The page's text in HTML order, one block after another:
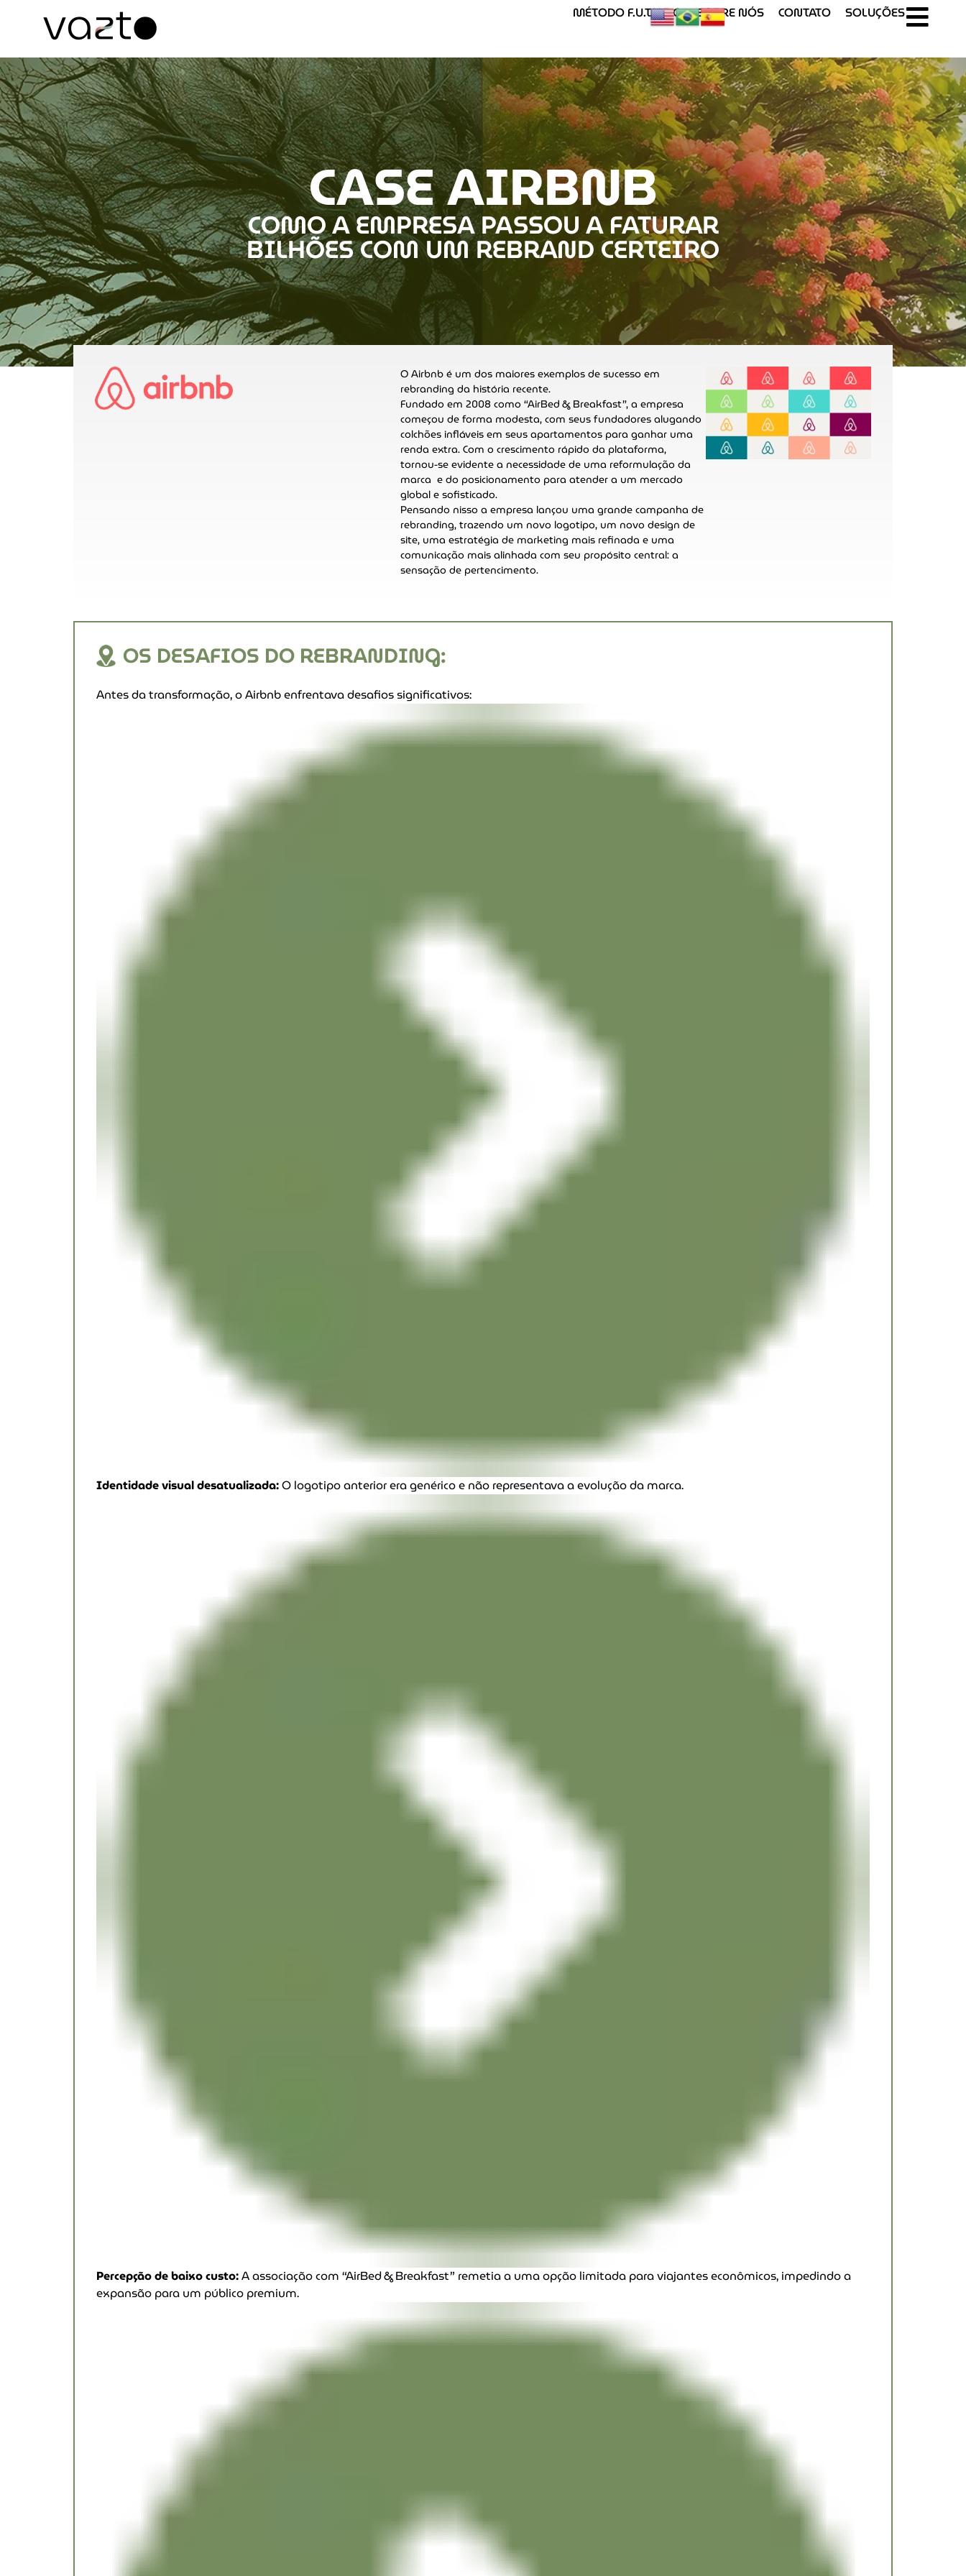
MÉTODO F.U.T.U.R.O SOBRE NÓS CONTATO SOLUÇÕES
CASE AIRBNB
COMO A EMPRESA PASSOU A FATURAR
BILHÕES COM UM REBRAND CERTEIRO
O Airbnb é um dos maiores exemplos de sucesso em
rebranding da história recente.
Fundado em 2008 como “AirBed & Breakfast”, a empresa
começou de forma modesta, com seus fundadores alugando
colchões infláveis em seus apartamentos para ganhar uma
renda extra. Com o crescimento rápido da plataforma,
tornou-se evidente a necessidade de uma reformulação da
marca e do posicionamento para atender a um mercado
global e sofisticado.
Pensando nisso a empresa lançou uma grande campanha de
rebranding, trazendo um novo logotipo, um novo design de
site, uma estratégia de marketing mais refinada e uma
comunicação mais alinhada com seu propósito central: a
sensação de pertencimento.
OS DESAFIOS DO REBRANDING:
Antes da transformação, o Airbnb enfrentava desafios significativos:
Identidade visual desatualizada:O logotipo anterior era genérico e não representava a evolução da marca.
Percepção de baixo custo:A associação com “AirBed & Breakfast” remetia a uma opção limitada para viajantes econômicos, impedindo a
expansão para um público premium.